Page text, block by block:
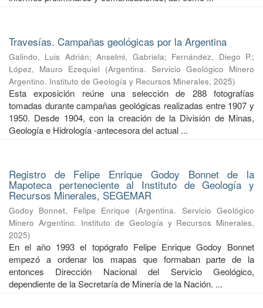
Travesías. Campañas geológicas por la Argentina
Galindo, Luis Adrián;Anselmi, Gabriela; Fernández, Diego P.;
López, Mauro Ezequiel (Argentina. Servicio Geológico Minero
Argentino. Instituto de Geología y Recursos Minerales, 2025)
Esta exposición reúne una selección de 288 fotografías
tomadas durante campañas geológicas realizadas entre 1907 y
1950. Desde 1904, con la creación de la División de Minas,
Geología e Hidrología -antecesora del actual ...
Registro de Felipe Enrique Godoy Bonnet de la
Mapoteca perteneciente al Instituto de Geología y
Recursos Minerales, SEGEMAR
Godoy Bonnet, Felipe Enrique (Argentina. Servicio Geológico
Minero Argentino. Instituto de Geología y Recursos Minerales,
2025)
En el año 1993 el topógrafo Felipe Enrique Godoy Bonnet
empezó a ordenar los mapas que formaban parte de la
entonces Dirección Nacional del Servicio Geológico,
dependiente de la Secretaría de Minería de la Nación. ...